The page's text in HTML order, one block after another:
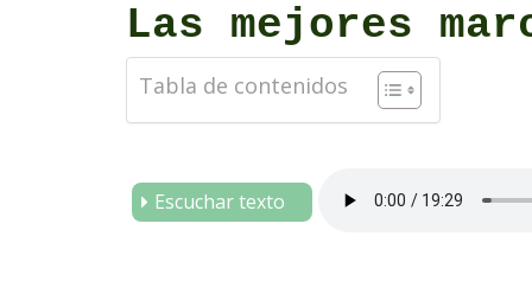
Las mejores
Tabla de contenidos
Escuchar texto